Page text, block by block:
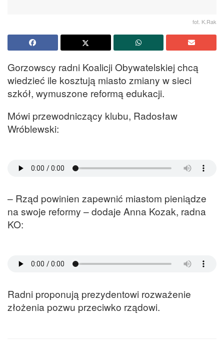
fot. K.Rak
Gorzowscy radni Koalicji Obywatelskiej chcą
wiedzieć ile kosztują miasto zmiany w sieci
szkół, wymuszone reformą edukacji.
Mówi przewodniczący klubu, Radosław
Wróblewski:
– Rząd powinien zapewnić miastom pieniądze
na swoje reformy – dodaje Anna Kozak, radna
KO:
Radni proponują prezydentowi rozważenie
złożenia pozwu przeciwko rządowi.